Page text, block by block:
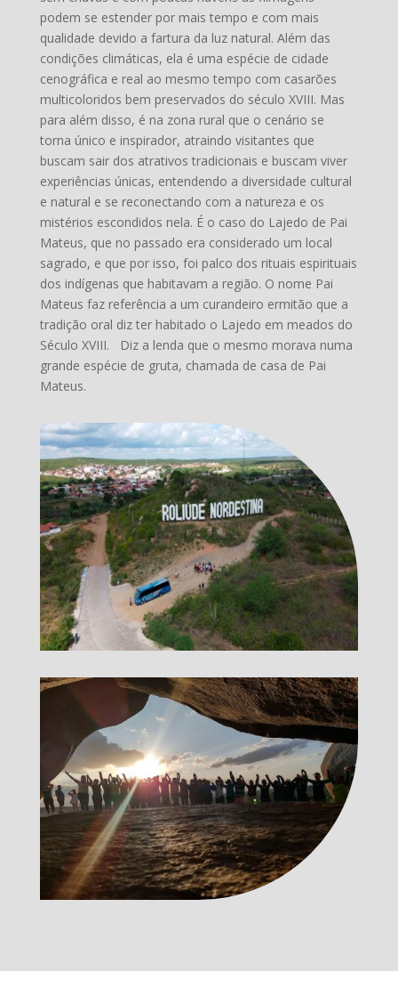
podem se estender por mais tempo e com mais
qualidade devido a fartura da luz natural. Além das
condições climáticas, ela é uma espécie de cidade
cenográfica e real ao mesmo tempo com casarões
multicoloridos bem preservados do século XVIII. Mas
para além disso, é na zona rural que o cenário se
torna único e inspirador, atraindo visitantes que
buscam sair dos atrativos tradicionais e buscam viver
experiências únicas, entendendo a diversidade cultural
e natural e se reconectando com a natureza e os
mistérios escondidos nela. É o caso do Lajedo de Pai
Mateus, que no passado era considerado um local
sagrado, e que por isso, foi palco dos rituais espirituais
dos indígenas que habitavam a região. O nome Pai
Mateus faz referência a um curandeiro ermitão que a
tradição oral diz ter habitado o Lajedo em meados do
Século XVIII. Diz a lenda que o mesmo morava numa
grande espécie de gruta, chamada de casa de Pai
Mateus.